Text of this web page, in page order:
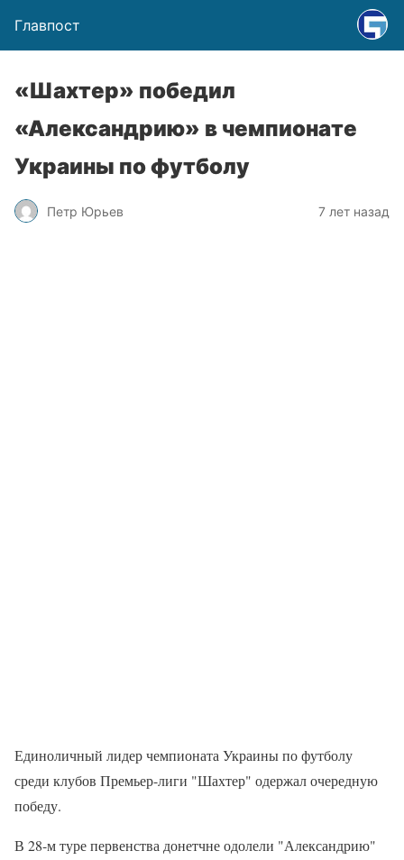
Главпост
«Шахтер» победил
«Александрию» в чемпионате
Украины по футболу
Петр Юрьев 7 лет назад
Единоличный лидер чемпионата Украины по футболу
среди клубов Премьер-лиги "Шахтер" одержал очередную
победу.
В 28-м туре первенства донетчне одолели "Александрию"